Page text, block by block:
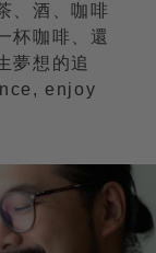
、酒、咖啡
杯咖啡、還
夢想的追
enjoy